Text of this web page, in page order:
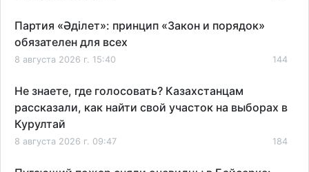
Партия «Әділет»: принцип «Закон и порядок»
обязателен для всех
8 августа 2026 г. 15:40 144
Не знаете, где голосовать? Казахстанцам
рассказали, как найти свой участок на выборах в
Курултай
8 августа 2026 г. 09:47 184